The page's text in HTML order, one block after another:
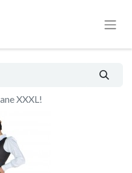
XXXL!